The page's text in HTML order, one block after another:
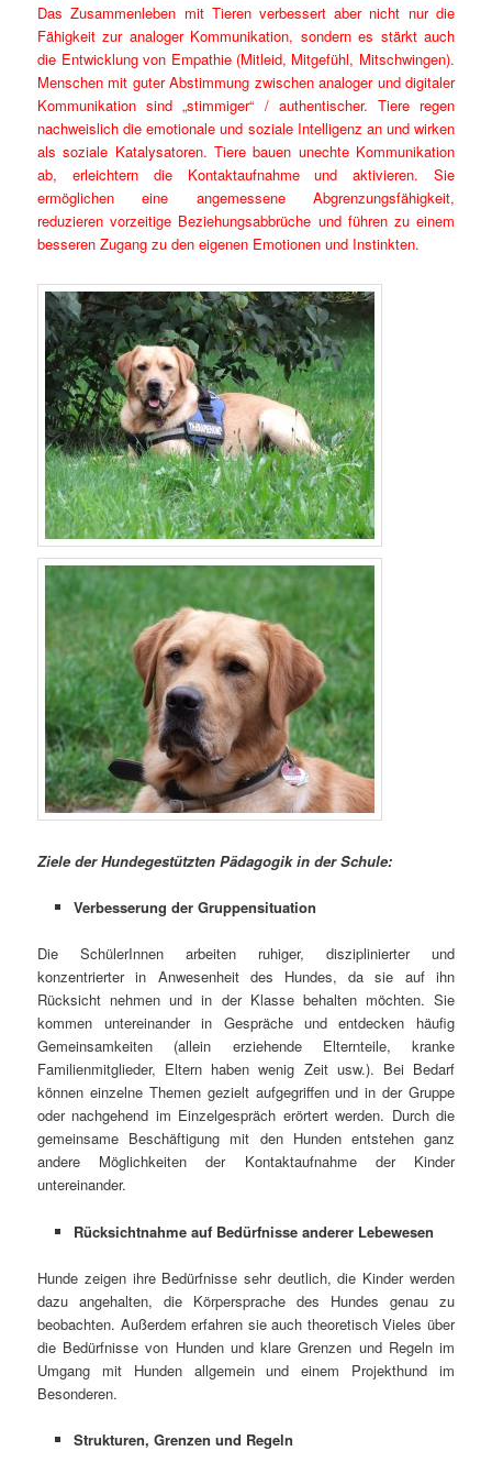
Das Zusammenleben mit Tieren verbessert aber nicht nur die
Fähigkeit zur analoger Kommunikation, sondern es stärkt auch
die Entwicklung von Empathie (Mitleid, Mitgefühl, Mitschwingen).
Menschen mit guter Abstimmung zwischen analoger und digitaler
Kommunikation sind „stimmiger“ / authentischer. Tiere regen
nachweislich die emotionale und soziale Intelligenz an und wirken
als soziale Katalysatoren. Tiere bauen unechte Kommunikation
ab, erleichtern die Kontaktaufnahme und aktivieren. Sie
ermöglichen eine angemessene Abgrenzungsfähigkeit,
reduzieren vorzeitige Beziehungsabbrüche und führen zu einem
besseren Zugang zu den eigenen Emotionen und Instinkten.
Ziele der Hundegestützten Pädagogik in der Schule:
Verbesserung der Gruppensituation
Die SchülerInnen arbeiten ruhiger, disziplinierter und
konzentrierter in Anwesenheit des Hundes, da sie auf ihn
Rücksicht nehmen und in der Klasse behalten möchten. Sie
kommen untereinander in Gespräche und entdecken häufig
Gemeinsamkeiten (allein erziehende Elternteile, kranke
Familienmitglieder, Eltern haben wenig Zeit usw.). Bei Bedarf
können einzelne Themen gezielt aufgegriffen und in der Gruppe
oder nachgehend im Einzelgespräch erörtert werden. Durch die
gemeinsame Beschäftigung mit den Hunden entstehen ganz
andere Möglichkeiten der Kontaktaufnahme der Kinder
untereinander.
Rücksichtnahme auf Bedürfnisse anderer Lebewesen
Hunde zeigen ihre Bedürfnisse sehr deutlich, die Kinder werden
dazu angehalten, die Körpersprache des Hundes genau zu
beobachten. Außerdem erfahren sie auch theoretisch Vieles über
die Bedürfnisse von Hunden und klare Grenzen und Regeln im
Umgang mit Hunden allgemein und einem Projekthund im
Besonderen.
Strukturen, Grenzen und Regeln